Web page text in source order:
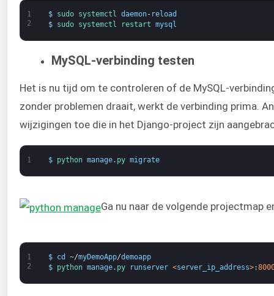
1
2
$ sudo systemctl daemon- reload
$
sudo systemctl restart mysql
MySQL-verbinding testen
Het is nu tijd om te controleren of de MySQL-
zonder problemen draait, werkt de verbinding prima.
wijzigingen toe die in het Django-project zijn
1 $ python manage. py migrate
Ga nu naar de volgende projectmap
1
2
$ cd ~/myDemoApp/demoapp
$
python manage. py runserver <server_ip_address>: